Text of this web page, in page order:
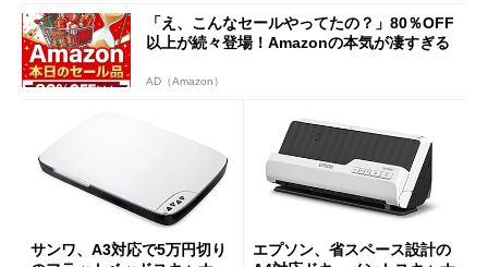
「え、こんなセールやってたの？」80％OFF
以上が続々登場！Amazonの本気が凄すぎる
AD（Amazon）
サンワ、A3対応で5万円切り
エプソン、省スペース設計の